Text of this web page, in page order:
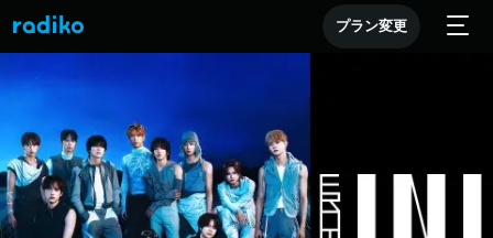
プラン変更